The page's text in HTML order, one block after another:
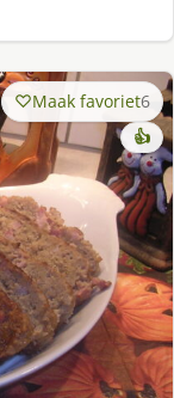
Maak favoriet6
👍